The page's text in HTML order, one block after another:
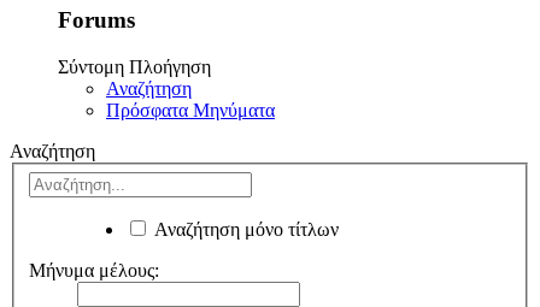
Forums
Σύντομη Πλοήγηση
Αναζήτηση
Πρόσφατα Μηνύματα
Αναζήτηση
Αναζήτηση μόνο τίτλων
Μήνυμα μέλους: